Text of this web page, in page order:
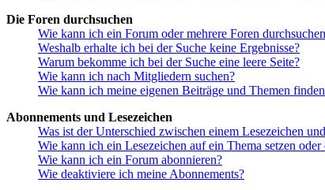
Die Foren durchsuchen
Wie kann ich ein Forum oder mehrere Foren
Weshalb erhalte ich bei der Suche keine Ergebnisse?
Warum bekomme ich bei der Suche eine leere Seite?
Wie kann ich nach Mitgliedern suchen?
Wie kann ich meine eigenen Beiträge und Themen
Abonnements und Lesezeichen
Was ist der Unterschied zwischen einem Lesezeichen
Wie kann ich ein Lesezeichen auf ein Thema setzen
Wie kann ich ein Forum abonnieren?
Wie deaktiviere ich meine Abonnements?